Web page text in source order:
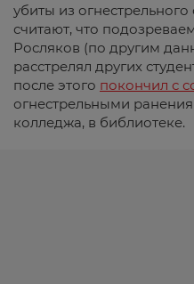
убиты из
считают, что
Росляков (по другим
расстрелял других
после этого покончил с
огнестрельными
колледжа, в библиотеке.